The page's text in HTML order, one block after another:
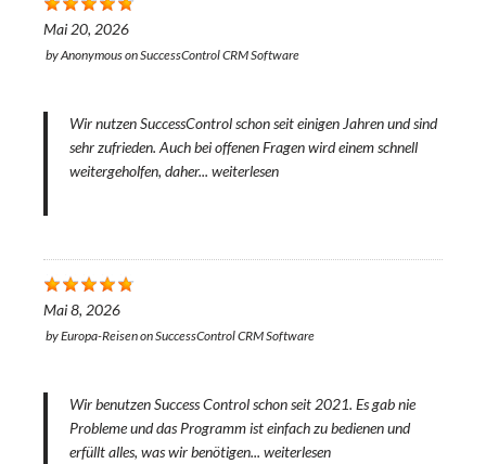
Mai 20, 2026
byAnonymousonSuccessControl CRM Software
Wir nutzen SuccessControl schon seit einigen Jahren und sind
sehr zufrieden. Auch bei offenen Fragen wird einem schnell
weitergeholfen, daher... weiterlesen
Mai 8, 2026
byEuropa-ReisenonSuccessControl CRM Software
Wir benutzen Success Control schon seit 2021. Es gab nie
Probleme und das Programm ist einfach zu bedienen und
erfüllt alles, was wir benötigen... weiterlesen